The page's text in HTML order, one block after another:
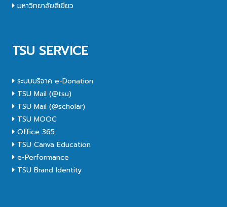
มหาวิทยาลัยสีเขียว
TSU SERVICE
ระบบบริจาค e-Donation
TSU Mail (@tsu)
TSU Mail (@scholar)
TSU MOOC
Office 365
TSU Canva Education
e-Performance
TSU Brand Identity